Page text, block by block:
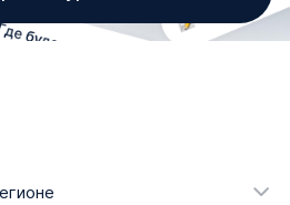
разводка;